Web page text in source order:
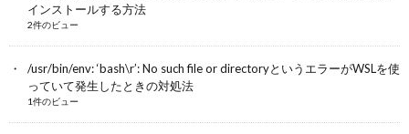
インストールする方法
2件のビュー
/usr/bin/env: ‘bash\r’: No such file or directoryというエラーがWSLを使
っていて発生したときの対処法
1件のビュー